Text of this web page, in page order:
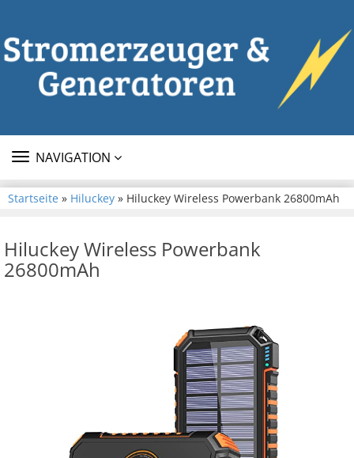
TOGGLE
NAVIGATION
Startseite » Hiluckey » Hiluckey Wireless Powerbank 26800mAh
Hiluckey Wireless Powerbank
26800mAh